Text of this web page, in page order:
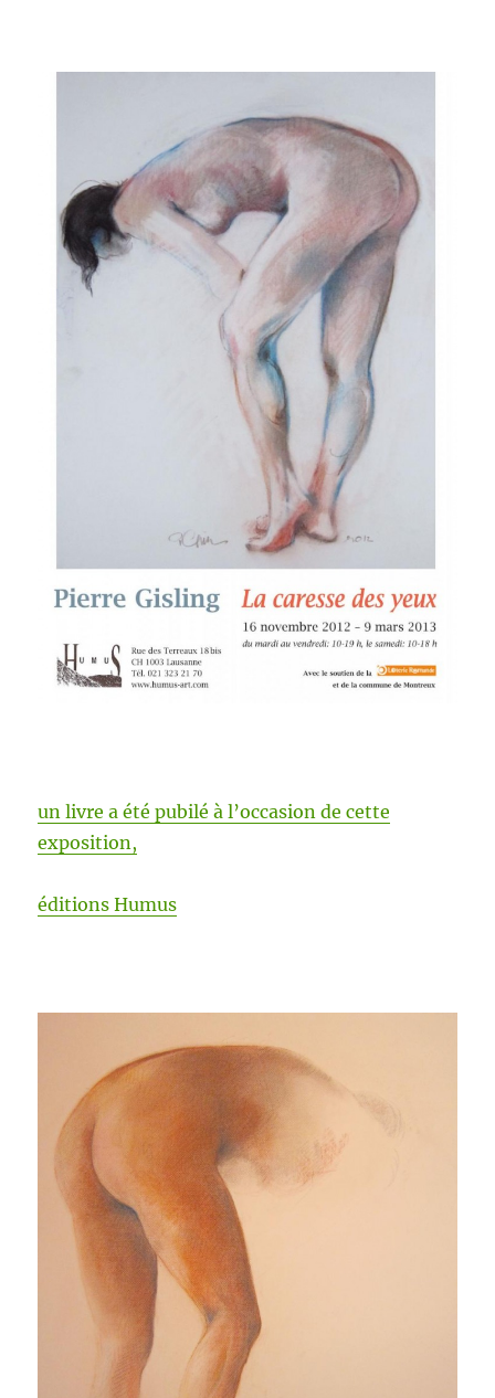
un livre a été pubilé à l’oc­ca­sion de cette
exposition,
édi­tions Humus